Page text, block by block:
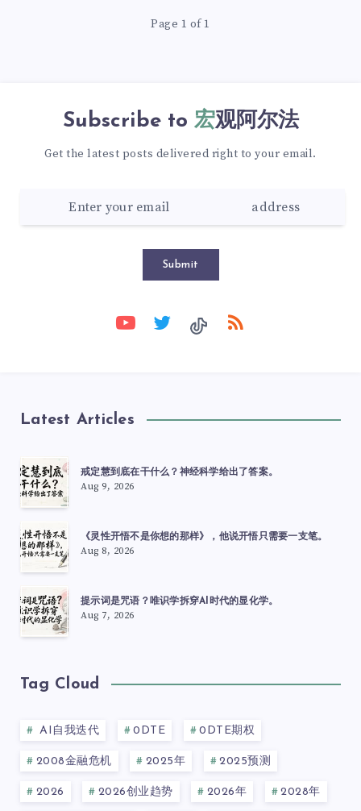
Page 1 of 1
Subscribe to 宏观阿尔法
Get the latest posts delivered right to your email.
Submit
Latest Articles
戒定慧到底在干什么？神经科学给出了答案。
Aug 9, 2026
《灵性开悟不是你想的那样》，他说开悟只需要一支笔。
Aug 8, 2026
提示词是咒语？唯识学拆穿AI时代的显化学。
Aug 7, 2026
Tag Cloud
AI自我迭代 0DTE 0DTE期权
2008金融危机 2025年 2025预测
2026 2026创业趋势 2026年 2028年